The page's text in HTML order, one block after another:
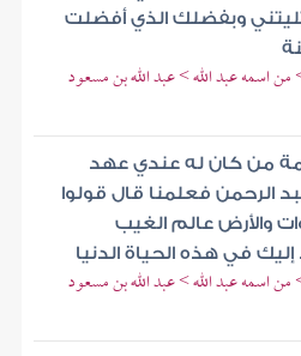
وبفضلك الذي أفضلت
من اسمه عبد الله > عبد الله بن مسعود
من كان له عندي عهد
الرحمن فعلمنا قال قولوا
والأرض عالم الغيب
في هذه الحياة الدنيا
من اسمه عبد الله > عبد الله بن مسعود